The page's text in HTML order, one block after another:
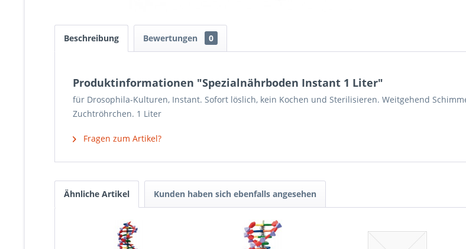
Beschreibung Bewertungen 0
Produktinformationen "Spezialnährboden Instant 1 Liter"
für Drosophila-Kulturen, Instant. Sofort löslich, kein Kochen und Sterilisieren. Weitgehend
Zuchtröhrchen. 1 Liter
Fragen zum Artikel?
Ähnliche Artikel Kunden haben sich ebenfalls angesehen